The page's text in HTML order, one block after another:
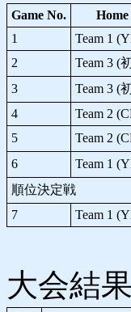
Game No.
1
Team 1
2
Team 3 (
3
Team 3 (
4
Team 2
5
Team 2
6
Team 1
順位決定戦
7
Team 1
大会結果